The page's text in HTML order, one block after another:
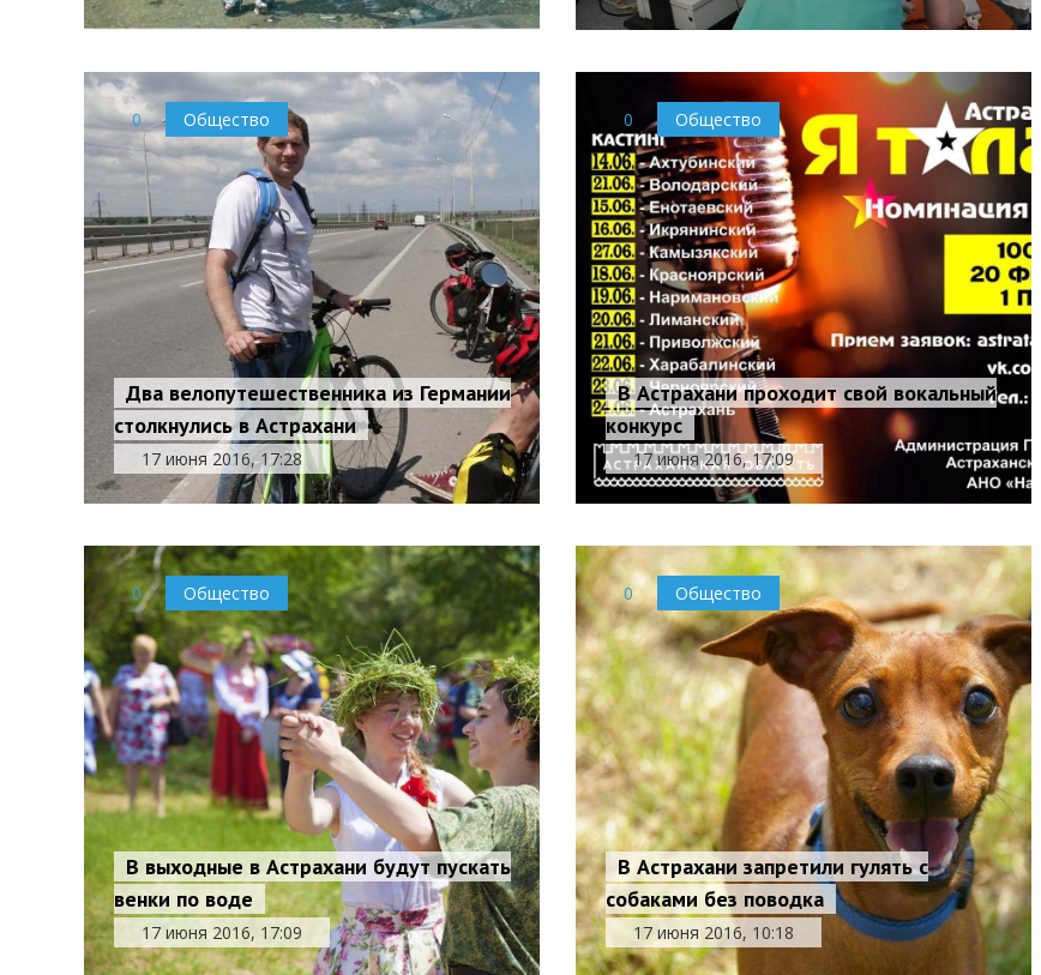
0 Общество
Два велопутешественника из Германии
столкнулись в Астрахани
17 июня 2016, 17:28
0 Общество
В Астрахани проходит свой вокальный
конкурс
17 июня 2016, 17:09
0 Общество
В выходные в Астрахани будут пускать
венки по воде
17 июня 2016, 17:09
0 Общество
В Астрахани запретили гулять с
собаками без поводка
17 июня 2016, 10:18